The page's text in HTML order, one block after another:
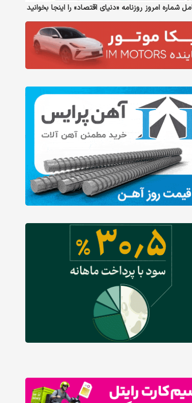
شماره امروز روزنامه «دنیای‌ اقتصاد» را اینجا بخوانید